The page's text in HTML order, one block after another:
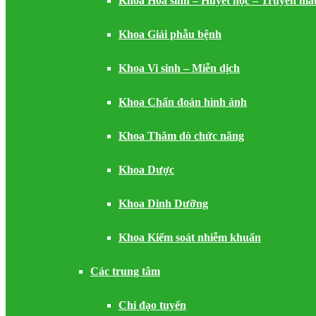
Khoa Giải phẫu bệnh
Khoa Vi sinh – Miễn dịch
Khoa Chẩn đoán hình ảnh
Khoa Thăm dò chức năng
Khoa Dược
Khoa Dinh Dưỡng
Khoa Kiểm soát nhiễm khuẩn
Các trung tâm
Chỉ đạo tuyến